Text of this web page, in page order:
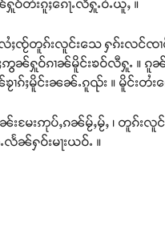
တႆးၵူႈၵေႃႉလီႁူႉဝႆႉယူႇ ။
ႈၸႂ်တူၵ်းလူင်းသေ ႁၵ်းလင်ၸ
ႁူဝ်ၵၢၼ်မိူင်းၶဝ်လီႁူႉ ။ ၵူၼ်
ႈမိူင်းၼၼ်ႉၵူၺ်း ။ မိူင်းတႆး
းမႄးဢုပ်ႇၵၼ်မႂ်ႇမႂ်ႇ ၊ တူၵ်း
ၼ်ႁဝ်းမႃးယဝ်ႉ ။